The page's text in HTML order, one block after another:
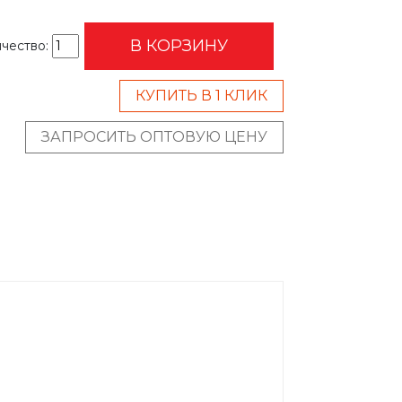
В КОРЗИНУ
КУПИТЬ В 1 КЛИК
ЗАПРОСИТЬ ОПТОВУЮ ЦЕНУ